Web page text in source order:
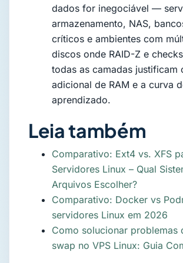
dados for inegociável —
armazenamento, NAS,
críticos e ambientes com
discos onde RAID-Z e
todas as camadas justificam
adicional de RAM e a curva
aprendizado.
Leia também
Comparativo: Ext4 vs. XFS
Servidores Linux – Qual
Arquivos Escolher?
Comparativo: Docker vs
servidores Linux em 2026
Como solucionar problemas
swap no VPS Linux: Guia